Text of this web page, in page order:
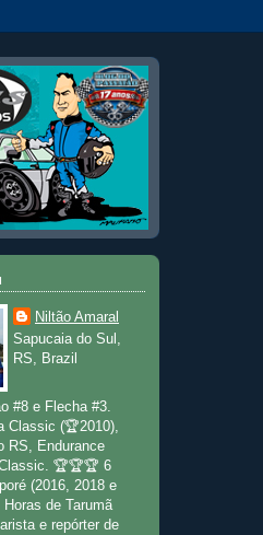
Niltão Amaral
Sapucaia do Sul,
RS, Brazil
#8 e Flecha #3.
Classic (🏆2010),
RS, Endurance
🏆🏆🏆 6
(2016, 2018 e
de Tarumã
e repórter de